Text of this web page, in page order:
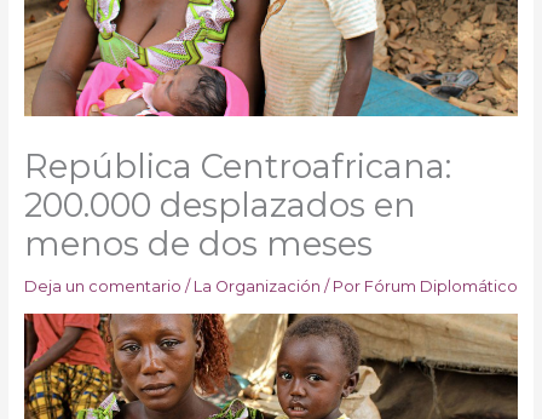
República Centroafricana:
200.000 desplazados en
menos de dos meses
Deja un comentario / La Organización / Por Fórum Diplomático